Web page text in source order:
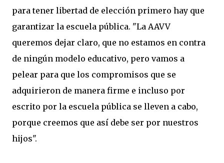
para tener libertad de elección primero hay que
garantizar la escuela pública. "La AAVV
queremos dejar claro, que no estamos en contra
de ningún modelo educativo, pero vamos a
pelear para que los compromisos que se
adquirieron de manera firme e incluso por
escrito por la escuela pública se lleven a cabo,
porque creemos que así debe ser por nuestros
hijos".